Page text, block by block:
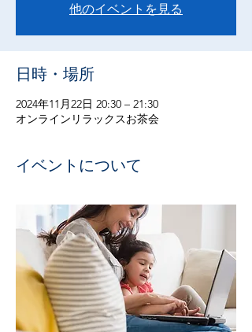
他のイベントを見る
日時・場所
2024年11月22日 20:30 – 21:30
オンラインリラックスお茶会
イベントについて